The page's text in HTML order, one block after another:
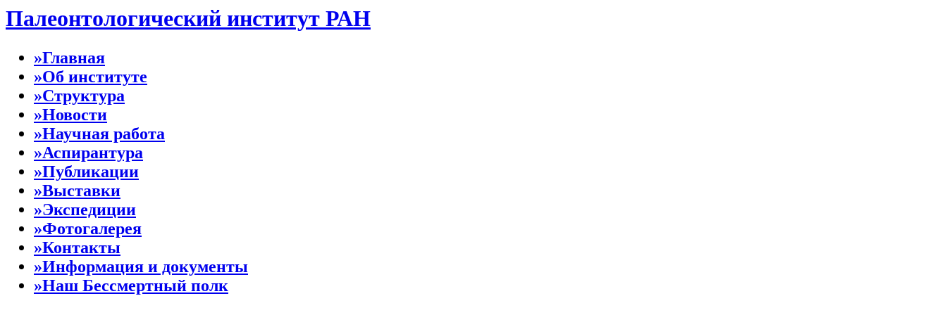
Палеонтологический институт РАН
»Главная
»Об институте
»Структура
»Новости
»Научная работа
»Аспирантура
»Публикации
»Выставки
»Экспедиции
»Фотогалерея
»Контакты
»Информация и документы
»Наш Бессмертный полк